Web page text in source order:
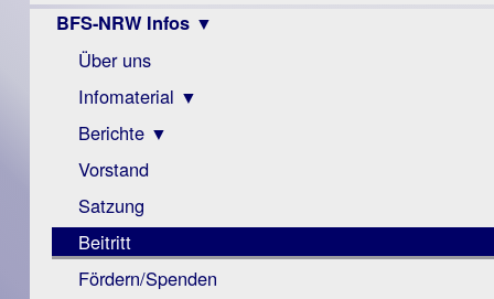
BFS-NRW Infos ▼
Über uns
Infomaterial ▼
Visus
Zeitschrift
Monokular
Mac
Instagram-
Links
Berichte ▼
Archiv
Berichte
Vorstand
Satzung
Beitritt
Fördern/Spenden